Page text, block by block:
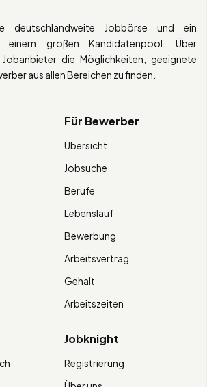
deutschlandweite Jobbörse und ein
einem großen Kandidatenpool. Über
die Möglichkeiten, geeignete
aus allen Bereichen zu finden.
Für Bewerber
Übersicht
Jobsuche
Berufe
Lebenslauf
Bewerbung
Arbeitsvertrag
Gehalt
Arbeitszeiten
Jobknight
Registrierung